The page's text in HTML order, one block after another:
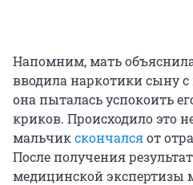
Напомним, мать
вводила наркотики сыну
она пыталась успокоить
криков. Происходило это
мальчикскончалсяот
После получения
медицинской экспертизы